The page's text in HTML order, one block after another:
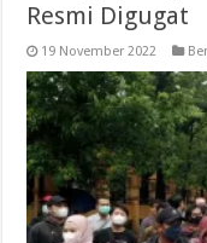
Resmi Digugat
19 November 2022